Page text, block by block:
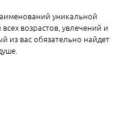
уникальной
возрастов, увлечений и
из вас обязательно найдет